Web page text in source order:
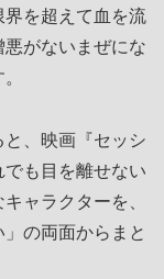
界を超えて血を流
がないまぜにな
、映画『セッシ
も目を離せない
ャラクターを、
の両面からまと